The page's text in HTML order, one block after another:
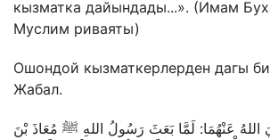
кызматка дайындады...». (Имам
Муслим риваяты)
Ошондой кызматкерлерден дагы
Жабал.
عَنْهُمَا: لَمَّا بَعَثَ رَسُولُ اللهِ ﷺ مُعَاذَ بْنَ